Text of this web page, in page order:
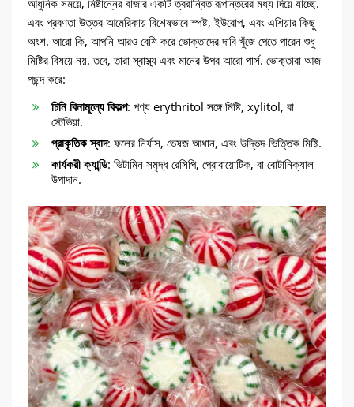
এবং প্রবণতা উত্তর আমেরিকায় বিশেষভাবে স্পষ্ট, ইউরোপ, এবং এশিয়ার কিছু
অংশ. আরো কি, আপনি আরও বেশি করে ভোক্তাদের দাবি খুঁজে পেতে পারেন শুধু
মিষ্টির বিষয়ে নয়. তবে, তারা স্বাস্থ্য এবং মানের উপর আরো পার্স. ভোক্তারা আজ
পছন্দ করে:
চিনি বিনামূল্যে বিকল্প: পণ্য erythritol সঙ্গে মিষ্টি, xylitol, বা
স্টেভিয়া.
প্রাকৃতিক স্বাদ: ফলের নির্যাস, ভেষজ আধান, এবং উদ্ভিদ-ভিত্তিক মিষ্টি.
কার্যকরী ক্যান্ডি: ভিটামিন সমৃদ্ধ রেসিপি, প্রোবায়োটিক, বা বোটানিক্যাল
উপাদান.